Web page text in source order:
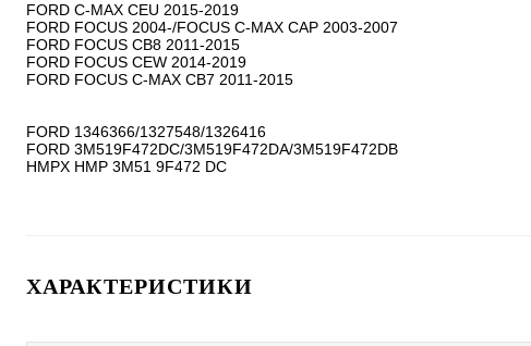
FORD C-MAX CEU 2015-2019
FORD FOCUS 2004-/FOCUS C-MAX CAP 2003-2007
FORD FOCUS CB8 2011-2015
FORD FOCUS CEW 2014-2019
FORD FOCUS C-MAX CB7 2011-2015
FORD 1346366/1327548/1326416
FORD 3M519F472DC/3M519F472DA/3M519F472DB
ХАРАКТЕРИСТИКИ